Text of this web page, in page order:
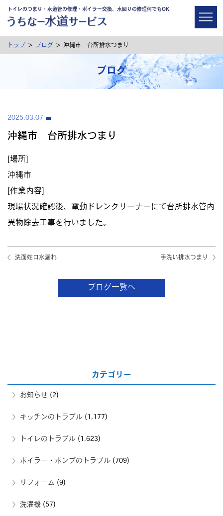
トイレのつまり・水道管の修理・ボイラー交換、水回りの修理何でもOK
トップ > ブログ > 沖縄市 台所排水つまり
ブログ
2025.03.07
沖縄市 台所排水つまり
[場所]
沖縄市
[作業内容]
現場状況確認後、電動ドレンクリーナーにて台所排水管内
異物除去工事を行いました。
洗面蛇口水漏れ 手洗い排水つまり
ブログ一覧へ
カテゴリー
お知らせ (2)
キッチンのトラブル (1,177)
トイレのトラブル (1,623)
ボイラー・ポンプのトラブル (709)
リフォーム (9)
洗濯機 (57)